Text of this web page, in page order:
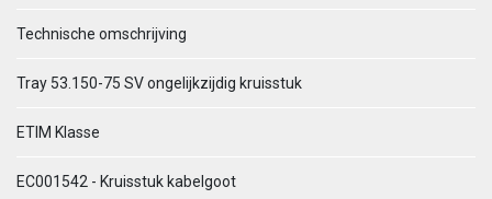
Technische omschrijving
Tray 53.150-75 SV ongelijkzijdig kruisstuk
ETIM Klasse
EC001542 - Kruisstuk kabelgoot